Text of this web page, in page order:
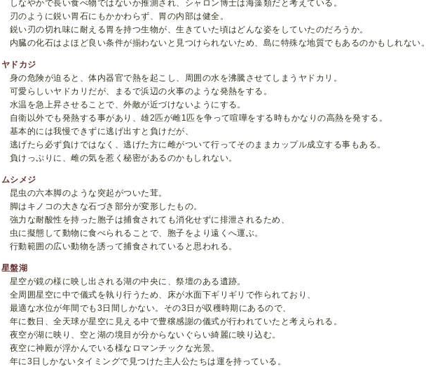
しなやかで長い食べ物ではないか推測され、シャロン博士は海藻類だと考えている。
刃のように鋭い胃石にもかかわらず、胃の内部は健全。
鋭い刃の切れ味に耐える胃を持つ生物が、生きていた頃はどんな姿をしていたのだろうか。
内臓の化石はよほど良い条件が揃わないと見つけられないため、島に特殊な地質でもあるのかもしれない。
ヤドカジ
身の危険が迫ると、体内器官で熱を起こし、周囲の水を沸騰させてしまうヤドカリ。
可愛らしいヤドカリだが、まるで浜辺の火事のような発熱をする。
水温を急上昇させることで、外敵が近づけないようにする。
自衛以外でも発熱する事があり、雄2匹が雌1匹を争って喧嘩をする時もかなりの高熱を発する。
基本的には我慢できずに逃げ出すと負けだが、
逃げたら必ず負けではなく、逃げた方に雌がついて行ってそのままカップル成立する事もある。
負けっぷりに、雌の気を惹く秘密があるのかもしれない。
ムシメジ
昆虫の六本脚のような突起がついた茸。
脚はキノコの大きな石づき部分が変形したもの。
強力な耐酸性を持った胞子は捕食されても消化せずに排泄されるため、
虫に擬態して動物に食べられることで、胞子をより遠くへ運ぶ。
行動範囲の広い動物を誘って捕食されていると思われる。
星盤湖
星空が鏡の様に映し出される湖の中央に、祭壇のある遺跡。
全周囲星空に中で儀式を執り行うため、床が水面下ギリギリで作られており、
最適な水位が年間でも3日間しかない。その3日が収穫時期にあるので、
年に数日、全天球が星空に見える中で豊穣感謝の儀式が行われていたと考えられる。
夜空が湖に映り、空と湖の境目が分からないぐらい綺麗に映り込む。
夜空に神殿が浮かんでいる様なロマンチックな光景。
年に3日しかないタイミングで見つけた主人公たちは運を持っている。